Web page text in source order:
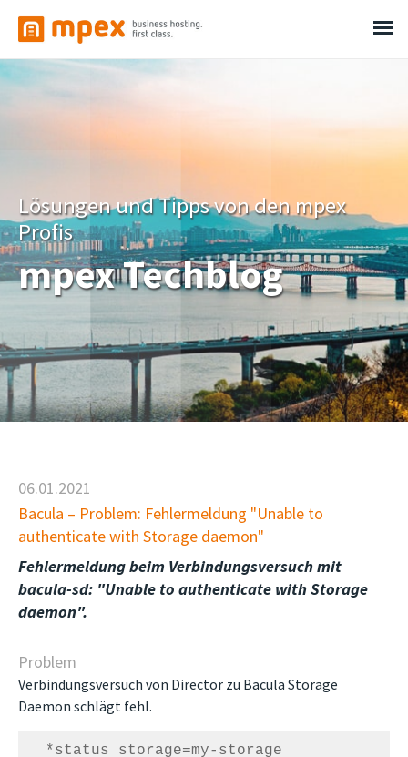
Lösungen und Tipps von den mpex
Profis
mpex Techblog
06.01.2021
Bacula – Problem: Fehlermeldung "Unable to
authenticate with Storage daemon"
Fehlermeldung beim Verbindungsversuch mit
bacula-sd: "Unable to authenticate with Storage
daemon".
Problem
Verbindungsversuch von Director zu Bacula Storage
Daemon schlägt fehl.
  *status storage=my-storage